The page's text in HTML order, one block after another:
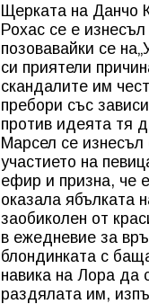
Щерката на Данчо
Рохас се е
позовавайки се
си приятели
скандалите им
пребори със
против идеята тя
Марсел се
участието на
ефир и призна, че
оказала ябълката
заобиколен от
в ежедневие за
блондинката с
навика на Лора да
раздялата им,